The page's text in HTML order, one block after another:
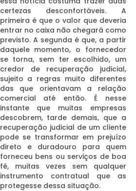
certezas desconfortáveis. A
primeira é que o valor que deveria
entrar no caixa não chegará como
previsto. A segunda é que, a partir
daquele momento, o fornecedor
se torna, sem ter escolhido, um
credor de recuperação judicial,
sujeito a regras muito diferentes
das que orientavam a relação
comercial até então. É nesse
instante que muitas empresas
descobrem, tarde demais, que a
recuperação judicial de um cliente
pode se transformar em prejuízo
direto e duradouro para quem
forneceu bens ou serviços de boa
fé, muitas vezes sem qualquer
instrumento contratual que as
protegesse dessa situação.